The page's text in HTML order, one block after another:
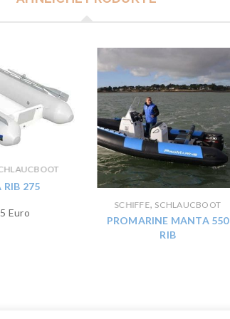
RIB 275
Euro
SCHIFFE, SCHLAUCBOOT
PROMARINE MANTA 550
RIB